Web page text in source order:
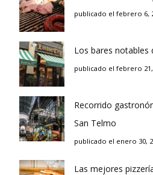
publicado el febrero 6,
Los bares notables
publicado el febrero 21,
Recorrido
San Telmo
publicado el enero 30,
Las mejores